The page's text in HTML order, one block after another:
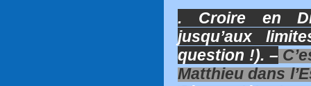
. Croire en
jusqu’aux
question !). –
Matthieu dans